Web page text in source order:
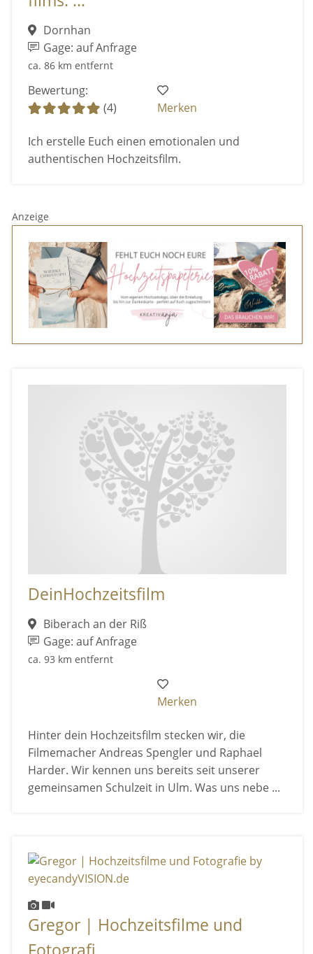
Dornhan
Gage: auf Anfrage
ca. 86 km entfernt
Bewertung:
(4)
Merken
Ich erstelle Euch einen emotionalen und
authentischen Hochzeitsfilm.
Anzeige
DeinHochzeitsfilm
Biberach an der Riß
Gage: auf Anfrage
ca. 93 km entfernt
Merken
Hinter dein Hochzeitsfilm stecken wir, die
Filmemacher Andreas Spengler und Raphael
Harder. Wir kennen uns bereits seit unserer
gemeinsamen Schulzeit in Ulm. Was uns nebe ...
Gregor | Hochzeitsfilme und